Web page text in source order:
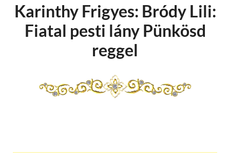
Karinthy Frigyes: Bródy Lili:
Fiatal pesti lány Pünkösd
reggel